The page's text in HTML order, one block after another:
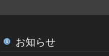
お知らせ